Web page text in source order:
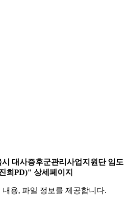
대사증후군관리사업지원단 임도
희PD)" 상세페이지
용, 파일 정보를 제공합니다.